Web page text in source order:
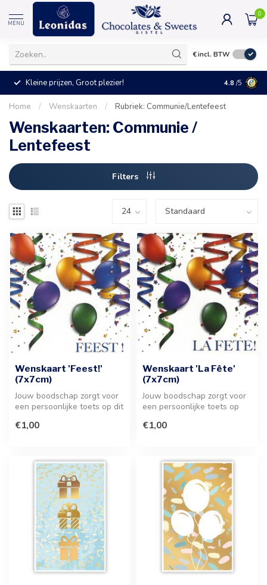
MENU
0
€incl. BTW
Kleine prijzen, Groot plezier! 4.8 /5
Home / Wenskaarten / Rubriek: Communie/Lentefeest
Wenskaarten: Communie /
Lentefeest
Filters
Wenskaart 'Feest!'
(7x7cm)
Jouw boodschap zorgt voor
een persoonlijke toets op dit
€1,00
Wenskaart 'La Fête'
(7x7cm)
Jouw boodschap zorgt voor
een persoonlijke toets op
H...
€1,00